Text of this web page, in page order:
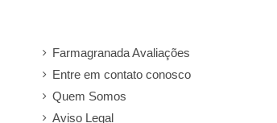
Farmagranada Avaliações
Entre em contato conosco
Quem Somos
Aviso Legal